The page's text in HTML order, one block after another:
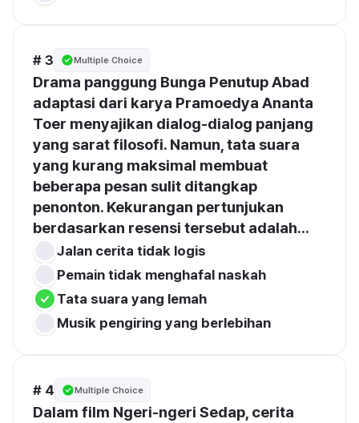
# 3 Multiple Choice
Drama panggung Bunga Penutup Abad
adaptasi dari karya Pramoedya Ananta
Toer menyajikan dialog-dialog panjang
yang sarat filosofi. Namun, tata suara
yang kurang maksimal membuat
beberapa pesan sulit ditangkap
penonton. Kekurangan pertunjukan
berdasarkan resensi tersebut adalah...
Jalan cerita tidak logis
Pemain tidak menghafal naskah
Tata suara yang lemah
Musik pengiring yang berlebihan
# 4 Multiple Choice
Dalam film Ngeri-ngeri Sedap, cerita